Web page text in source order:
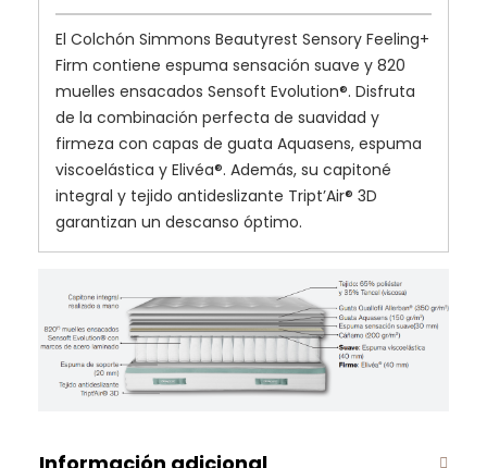
El Colchón Simmons Beautyrest Sensory Feeling+
Firm contiene espuma sensación suave y 820
muelles ensacados Sensoft Evolution®. Disfruta
de la combinación perfecta de suavidad y
firmeza con capas de guata Aquasens, espuma
viscoelástica y Elivéa®. Además, su capitoné
integral y tejido antideslizante Tript’Air® 3D
garantizan un descanso óptimo.